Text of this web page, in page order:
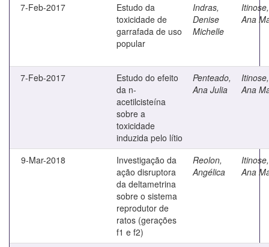
7-Feb-2017
Estudo da
toxicidade de
garrafada de uso
popular
Indras,
Denise
Michelle
Itinose,
Ana
7-Feb-2017
Estudo do efeito
da n-
acetilcisteína
sobre a
toxicidade
induzida pelo lítio
Penteado,
Ana Julia
Itinose,
Ana
9-Mar-2018
Investigação da
ação disruptora
da deltametrina
sobre o sistema
reprodutor de
ratos (gerações
f1 e f2)
Reolon,
Angélica
Itinose,
Ana